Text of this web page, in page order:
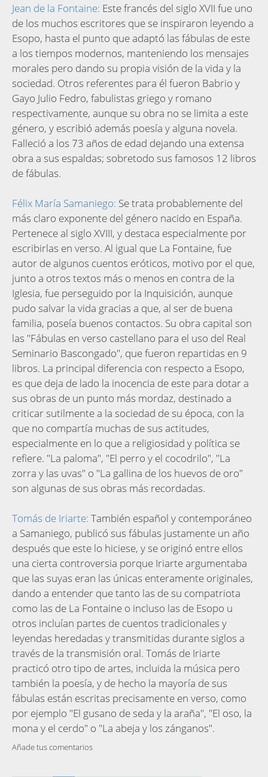
Jean de la Fontaine: Este francés del siglo XVII fue uno
de los muchos escritores que se inspiraron leyendo a
Esopo, hasta el punto que adaptó las fábulas de este
a los tiempos modernos, manteniendo los mensajes
morales pero dando su propia visión de la vida y la
sociedad. Otros referentes para él fueron Babrio y
Gayo Julio Fedro, fabulistas griego y romano
respectivamente, aunque su obra no se limita a este
género, y escribió además poesía y alguna novela.
Falleció a los 73 años de edad dejando una extensa
obra a sus espaldas; sobretodo sus famosos 12 libros
de fábulas.
Félix María Samaniego: Se trata probablemente del
más claro exponente del género nacido en España.
Pertenece al siglo XVIII, y destaca especialmente por
escribirlas en verso. Al igual que La Fontaine, fue
autor de algunos cuentos eróticos, motivo por el que,
junto a otros textos más o menos en contra de la
Iglesia, fue perseguido por la Inquisición, aunque
pudo salvar la vida gracias a que, al ser de buena
familia, poseía buenos contactos. Su obra capital son
las "Fábulas en verso castellano para el uso del Real
Seminario Bascongado", que fueron repartidas en 9
libros. La principal diferencia con respecto a Esopo,
es que deja de lado la inocencia de este para dotar a
sus obras de un punto más mordaz, destinado a
criticar sutilmente a la sociedad de su época, con la
que no compartía muchas de sus actitudes,
especialmente en lo que a religiosidad y política se
refiere. "La paloma", "El perro y el cocodrilo", "La
zorra y las uvas" o "La gallina de los huevos de oro"
son algunas de sus obras más recordadas.
Tomás de Iriarte: También español y contemporáneo
a Samaniego, publicó sus fábulas justamente un año
después que este lo hiciese, y se originó entre ellos
una cierta controversia porque Iriarte argumentaba
que las suyas eran las únicas enteramente originales,
dando a entender que tanto las de su compatriota
como las de La Fontaine o incluso las de Esopo u
otros incluían partes de cuentos tradicionales y
leyendas heredadas y transmitidas durante siglos a
través de la transmisión oral. Tomás de Iriarte
practicó otro tipo de artes, incluida la música pero
también la poesía, y de hecho la mayoría de sus
fábulas están escritas precisamente en verso, como
por ejemplo "El gusano de seda y la araña", "El oso, la
mona y el cerdo" o "La abeja y los zánganos".
Añade tus comentarios